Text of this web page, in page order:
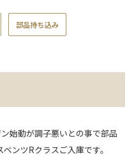
部品持ち込み
始動が調子悪いとの事で部品
ンツRクラスご入庫です。